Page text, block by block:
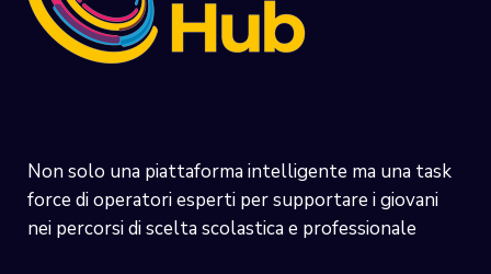
Non solo una piattaforma intelligente ma una task
force di operatori esperti per supportare i giovani
nei percorsi di scelta scolastica e professionale